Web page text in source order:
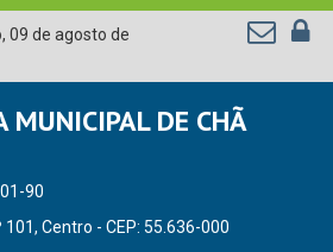
, 09 de agosto de
MUNICIPAL DE CHÃ
90
Centro - CEP: 55.636-000